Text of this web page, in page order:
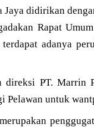
Jaya didirikan
Rapat
adanya
direksi PT. Marrin
Pelawan untuk